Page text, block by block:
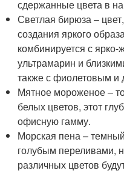
сдержанные цвета в
Светлая бирюза –
создания яркого
комбинируется с
ультрамарин и
также с фиолетовым
Мятное мороженое –
белых цветов, этот
офисную гамму.
Морская пена –
голубым переливами,
различных цветов